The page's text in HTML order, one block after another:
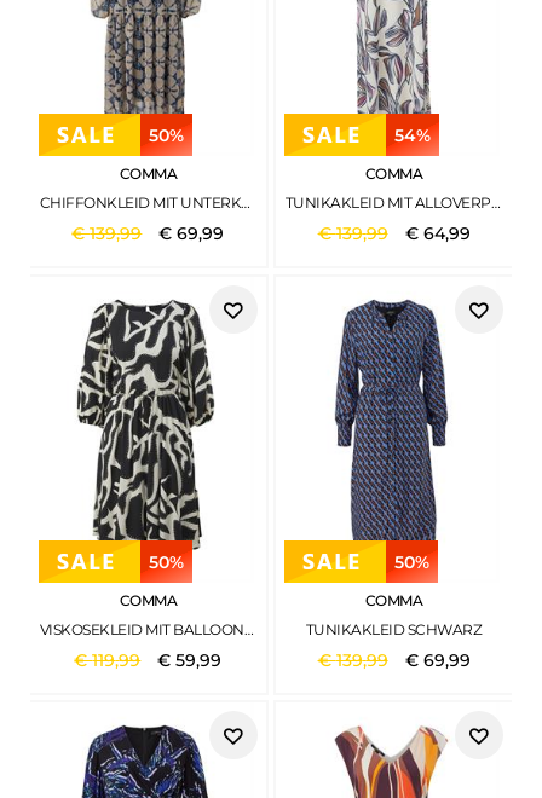
50%
COMMA
CHIFFONKLEID MIT UNTERKLEID BLAU
€139,99 €69,99
54%
COMMA
TUNIKAKLEID MIT ALLOVERPRINT BEIGE
€139,99 € 64,99
50%
COMMA
VISKOSEKLEID MIT BALLOONÄRME SCHWARZ
€119,99 €59,99
50%
COMMA
TUNIKAKLEID SCHWARZ
€139,99 € 69,99